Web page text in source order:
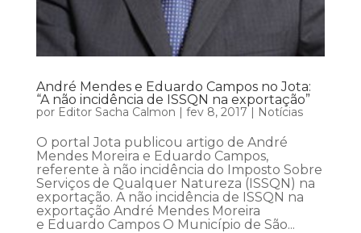
André Mendes e Eduardo Campos no Jota:
“A não incidência de ISSQN na exportação”
por Editor Sacha Calmon | fev 8, 2017 | Notícias
O portal Jota publicou artigo de André
Mendes Moreira e Eduardo Campos,
referente à não incidência do Imposto Sobre
Serviços de Qualquer Natureza (ISSQN) na
exportação. A não incidência de ISSQN na
exportação André Mendes Moreira
e Eduardo Campos O Município de São...